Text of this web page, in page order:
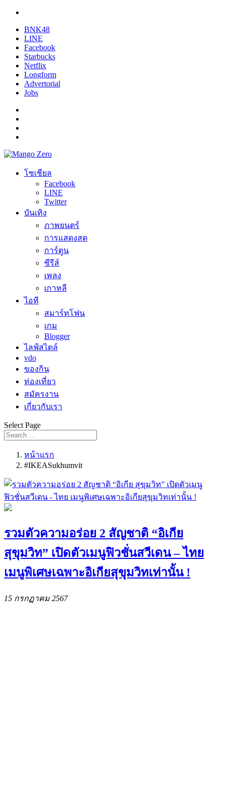
BNK48
LINE
Facebook
Starbucks
Netflix
Longform
Advertorial
Jobs
โซเชียล
Facebook
LINE
Twitter
บันเทิง
ภาพยนตร์
การแสดงสด
การ์ตูน
ซีรีส์
เพลง
เกาหลี
ไอที
สมาร์ทโฟน
เกม
Blogger
ไลฟ์สไตล์
vdo
ของกิน
ท่องเที่ยว
สมัครงาน
เกี่ยวกับเรา
Select Page
หน้าแรก
#IKEASukhumvit
รวมตัวความอร่อย 2 สัญชาติ “อิเกีย
สุขุมวิท” เปิดตัวเมนูฟิวชั่นสวีเดน – ไทย
เมนูพิเศษเฉพาะอิเกียสุขุมวิทเท่านั้น !
15 กรกฏาคม 2567